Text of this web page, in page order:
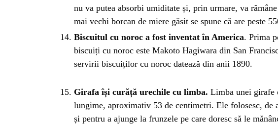
nu va putea absorbi umiditate și, prin urmare, va
mai vechi borcan de miere găsit se spune că are peste
Biscuitul cu noroc a fost inventat în America. Prima
biscuiți cu noroc este Makoto Hagiwara din San
servirii biscuiților cu noroc datează din anii 1890.
Girafa își curăță urechile cu limba. Limba unei girafe
lungime, aproximativ 53 de centimetri. Ele folosesc, de
și pentru a ajunge la frunzele pe care doresc să le